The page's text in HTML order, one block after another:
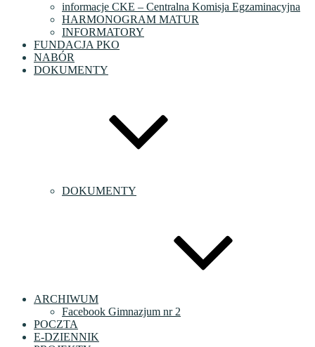
informacje CKE – Centralna Komisja Egzaminacyjna
HARMONOGRAM MATUR
INFORMATORY
FUNDACJA PKO
NABÓR
DOKUMENTY
DOKUMENTY
ARCHIWUM
Facebook Gimnazjum nr 2
POCZTA
E-DZIENNIK